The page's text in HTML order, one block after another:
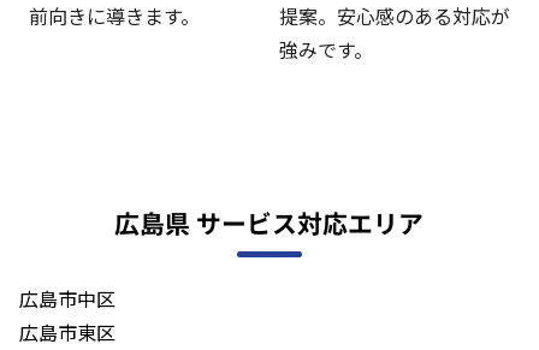
前向きに導きます。
提案。安心感のある対応が
強みです。
広島県 サービス対応エリア
広島市中区
広島市東区